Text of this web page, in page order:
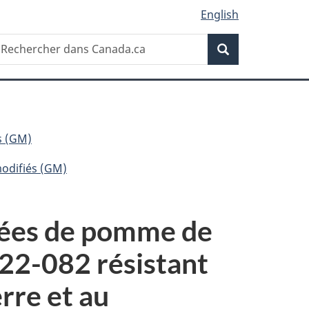
English
Recherche
(GM)
(GM)
de pomme de
082 résistant
et au